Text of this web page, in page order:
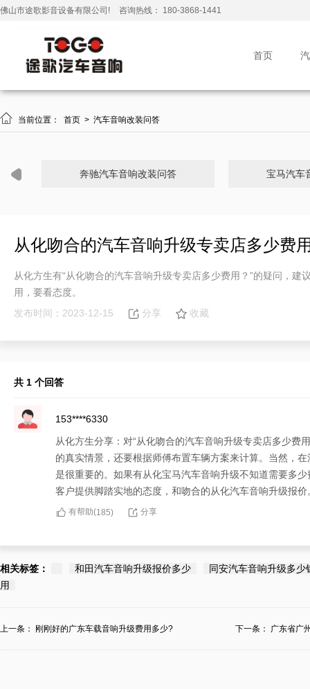
佛山市途歌影音设备有限公司! 咨询热线： 180-3868-1441
首页
 当前位置： 首页 > 汽车音响改装问答
奔驰汽车音响改装问答 宝马汽车
从化吻合的汽车音响升级专卖店多少费
从化方生有“从化吻合的汽车音响升级专卖店多少费用？”的疑问，
用，要看态度。
发布时间：2023-12-15
分享 收藏
共 1 个回答
153****6330
从化方生分享：对“从化吻合的汽车音响升级专卖店多少费
的真实情景，还要根据师傅布置车辆方案来计算。当然，
是很重要的。如果有从化宝马汽车音响升级不知道需要多
客户提供脚踏实地的态度，和吻合的从化汽车音响升级报价
有帮助(185) 分享
相关标签： 和田汽车音响升级报价多少
同安汽车音响升级多少
用
上一条： 刚刚好的广东车载音响升级费用多少? 下一条： 广东省广